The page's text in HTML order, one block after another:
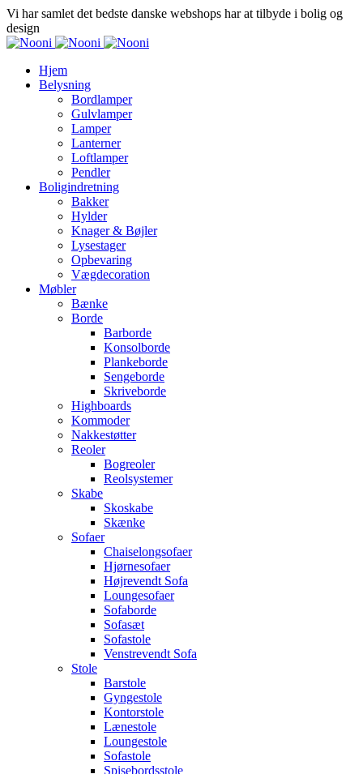
Vi har samlet det bedste danske webshops har at tilbyde i bolig og
design
Hjem
Belysning
Bordlamper
Gulvlamper
Lamper
Lanterner
Loftlamper
Pendler
Boligindretning
Bakker
Hylder
Knager & Bøjler
Lysestager
Opbevaring
Vægdecoration
Møbler
Bænke
Borde
Barborde
Konsolborde
Plankeborde
Sengeborde
Skriveborde
Highboards
Kommoder
Nakkestøtter
Reoler
Bogreoler
Reolsystemer
Skabe
Skoskabe
Skænke
Sofaer
Chaiselongsofaer
Hjørnesofaer
Højrevendt Sofa
Loungesofaer
Sofaborde
Sofasæt
Sofastole
Venstrevendt Sofa
Stole
Barstole
Gyngestole
Kontorstole
Lænestole
Loungestole
Sofastole
Spisebordsstole